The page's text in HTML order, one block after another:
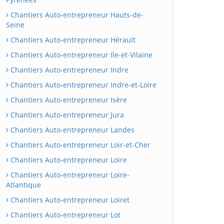
Chantiers Auto-entrepreneur Hauts-de-
Seine
Chantiers Auto-entrepreneur Hérault
Chantiers Auto-entrepreneur Ile-et-Vilaine
Chantiers Auto-entrepreneur Indre
Chantiers Auto-entrepreneur Indre-et-Loire
Chantiers Auto-entrepreneur Isère
Chantiers Auto-entrepreneur Jura
Chantiers Auto-entrepreneur Landes
Chantiers Auto-entrepreneur Loir-et-Cher
Chantiers Auto-entrepreneur Loire
Chantiers Auto-entrepreneur Loire-
Atlantique
Chantiers Auto-entrepreneur Loiret
Chantiers Auto-entrepreneur Lot